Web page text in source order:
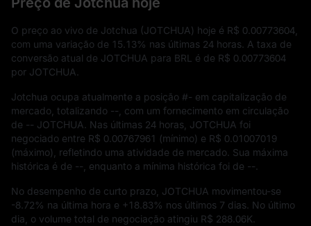
O preço ao vivo de Jotchua (JOTCHUA) hoje é R$ 0.00773604
com uma variação de 15.13% nas últimas 24 horas. A taxa de
conversão atual de JOTCHUA para BRL é de R$ 0.00773604
por JOTCHUA.
Jotchua ocupa atualmente a posição #- em capitalização de
mercado, totalizando -- , com um fornecimento em circulação
de -- JOTCHUA . Nas últimas 24 horas, JOTCHUA foi
negociado entre R$ 0.00767961 (mínimo) e R$ 0.01007019
(máximo), refletindo uma atividade de mercado. Sua máxima
histórica é de -- , enquanto a mínima histórica foi de --
No desempenho de curto prazo, JOTCHUA movimentou-se
-8.72% na última hora e +18.83% nos últimos 7 dias. No último
dia, o volume total de negociação atingiu R$ 288.06K